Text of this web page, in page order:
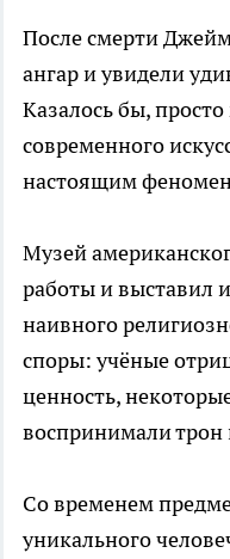
После смерти
ангар и увидели
Казалось бы,
современного
настоящим
Музей
работы и выставил
наивного
споры: учёные
ценность,
воспринимали трон
Со временем
уникального